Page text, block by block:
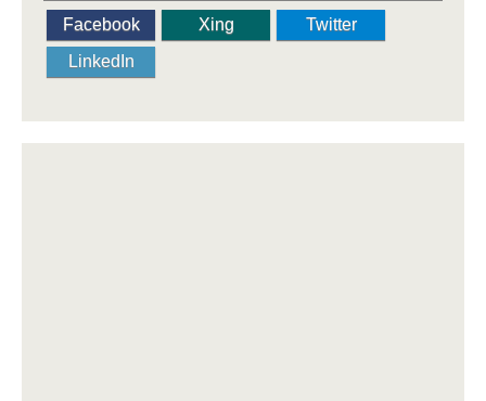
Facebook Xing
Twitter
LinkedIn